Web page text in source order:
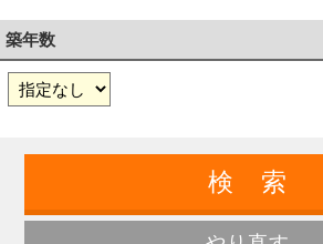
築年数